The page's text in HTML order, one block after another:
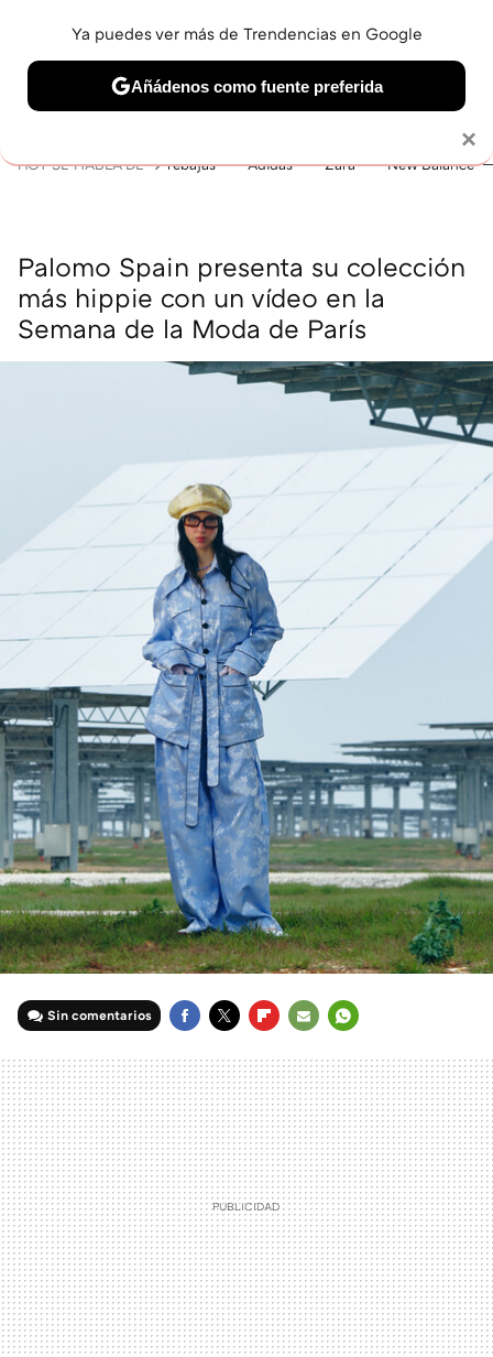
BELLEZA SHOPPING VIAJES GASTRO SNEAKERS
HOY SE HABLA DE rebajas Adidas Zara New Balance
Palomo Spain presenta su colección
más hippie con un vídeo en la
Semana de la Moda de París
Sin comentarios
MAIL
×
Ya puedes ver más de Trendencias en Google
Añádenos como fuente preferida